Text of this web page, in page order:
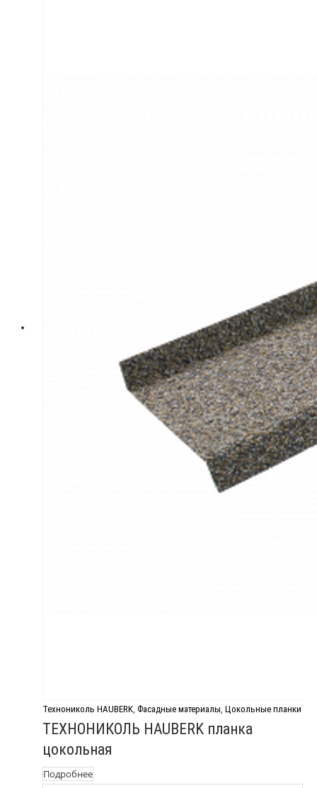
Технониколь HAUBERK, Фасадные материалы, Цокольные планки
ТЕХНОНИКОЛЬ HAUBERK планка
цокольная
Подробнее